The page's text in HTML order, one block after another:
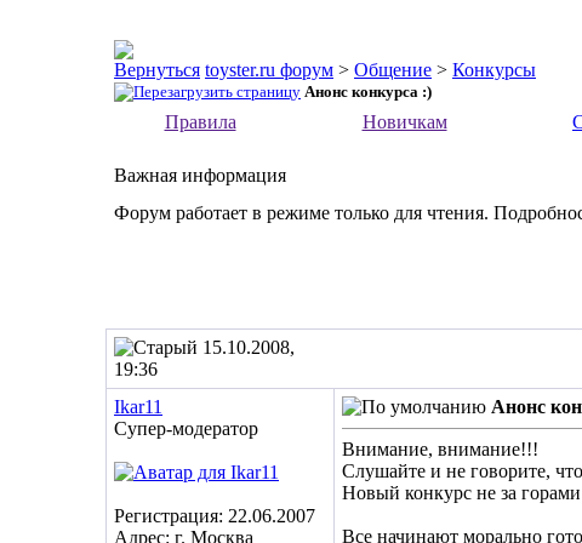
toyster.ru форум > Общение > Конкурсы
Анонс конкурса :)
Правила Новичкам
Важная информация
Форум работает в режиме только для чтения.
15.10.2008,
19:36
Ikar11
Супер-модератор
Регистрация: 22.06.2007
Адрес: г. Москва
Анонс
Внимание, внимание!!!
Слушайте и не говорите,
Новый конкурс не за
Все начинают морально